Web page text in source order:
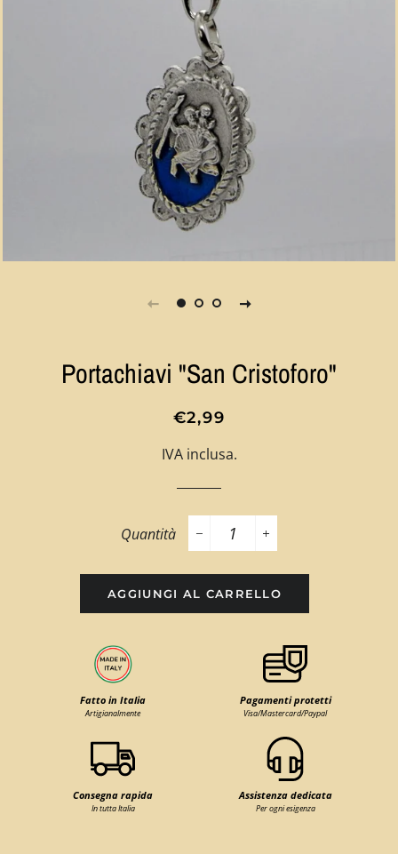
Portachiavi "San Cristoforo"
Prezzo
listino
Prezzo
€2,99
IVA inclusa.
Quantità
−
+
AGGIUNGI AL CARRELLO
Fatto in Italia
Artigianalmente
Pagamenti protetti
Visa/Mastercard/Paypal
Consegna rapida
In tutta Italia
Assistenza dedicata
Per ogni esigenza